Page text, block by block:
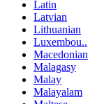
Latin
Latvian
Lithuanian
Luxembou..
Macedonian
Malagasy
Malay
Malayalam